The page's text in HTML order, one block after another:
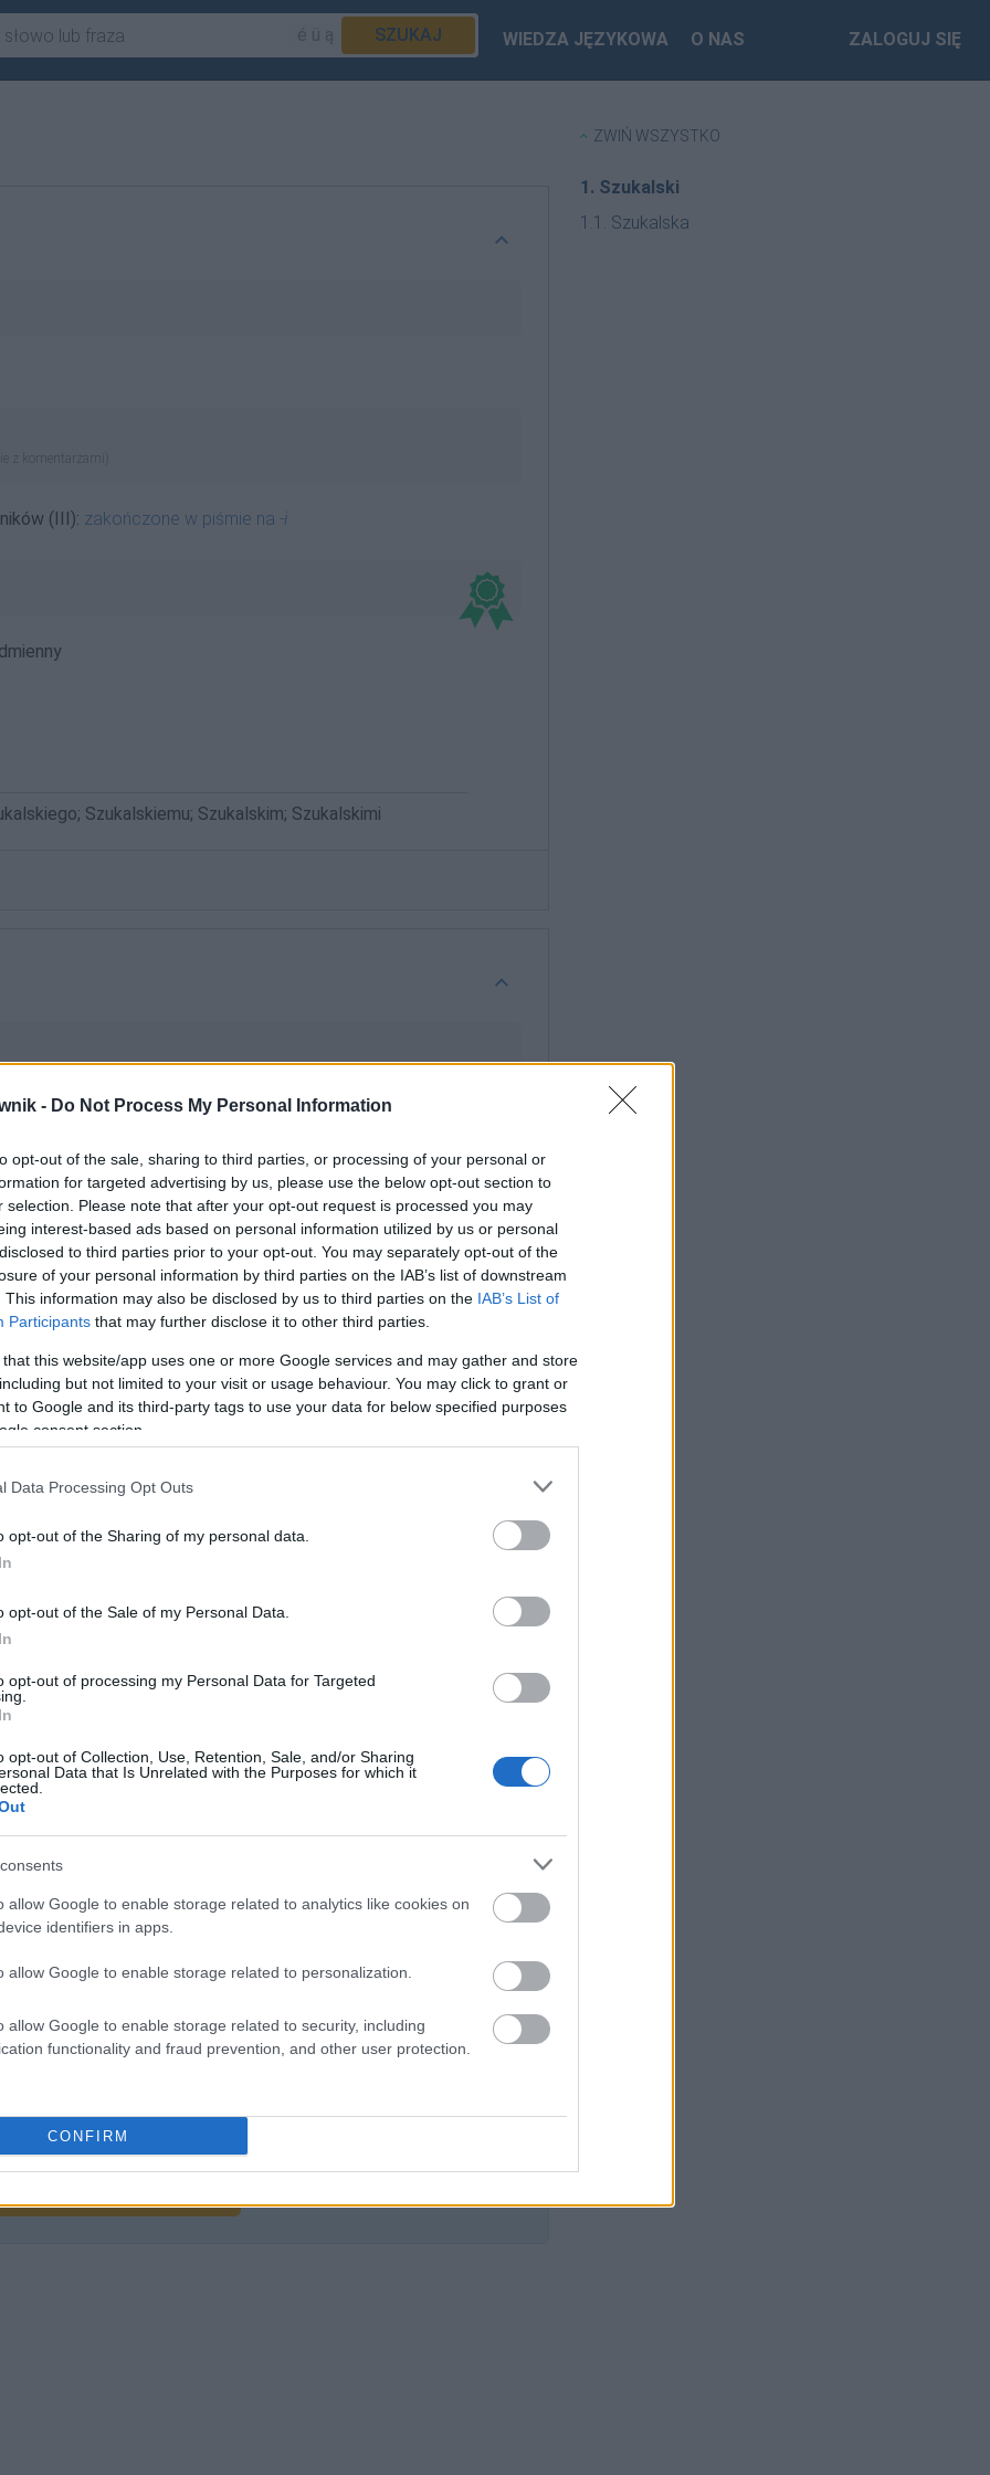
- Do Not Process My Personal Information
opt-out of the sale, sharing to third parties, or processing of your personal or
for targeted advertising by us, please use the below opt-out section to
selection. Please note that after your opt-out request is processed you may
interest-based ads based on personal information utilized by us or personal
to third parties prior to your opt-out. You may separately opt-out of the
of your personal information by third parties on the IAB’s list of downstream
This information may also be disclosed by us to third parties on the IAB’s List of
Participants that may further disclose it to other third parties.
that this website/app uses one or more Google services and may gather and store
but not limited to your visit or usage behaviour. You may click to grant or
to Google and its third-party tags to use your data for below specified purposes
consent section.
Data Processing Opt Outs
opt-out of the Sharing of my personal data.
opt-out of the Sale of my Personal Data.
opt-out of processing my Personal Data for Targeted
opt-out of Collection, Use, Retention, Sale, and/or Sharing
Data that Is Unrelated with the Purposes for which it
allow Google to enable storage related to analytics like cookies on
identifiers in apps.
allow Google to enable storage related to personalization.
allow Google to enable storage related to security, including
functionality and fraud prevention, and other user protection.
CONFIRM
SZUKAJ WIEDZA JĘZYKOWA O NAS ZALOGUJ SIĘ
z komentarzami)
(III): zakończone w piśmie na -i
Szukalskiemu; Szukalskim; Szukalskimi
z komentarzami)
(główne):imiona i nazwiska kobiet— ogólnie dostępna
Szukalskiej; Szukalskim; Szukalskimi
abonenci Dobrego słownika.
ZWIŃ WSZYSTKO
1. Szukalski
1.1. Szukalska